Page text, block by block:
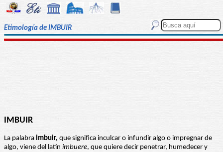
Etimología de IMBUIR
IMBUIR
La palabra imbuir, que significa inculcar o infundir algo o impregnar de
algo, viene del latín imbuere, que quiere decir penetrar, humedecer y